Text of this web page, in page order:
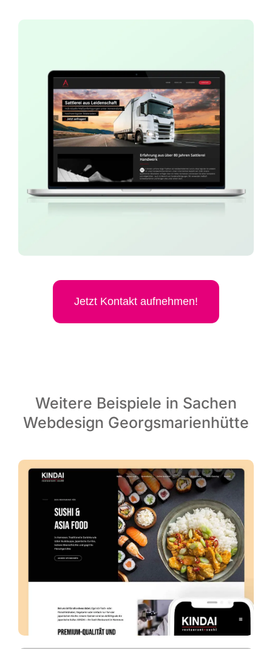
Jetzt Kon­takt aufnehmen!
Weitere Beispiele in Sachen
Webdesign Georgsmarienhütte